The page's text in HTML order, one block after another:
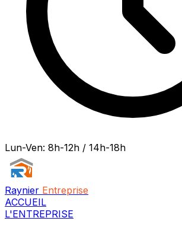
Lun-Ven: 8h-12h / 14h-18h
Raynier Entreprise
ACCUEIL
L'ENTREPRISE